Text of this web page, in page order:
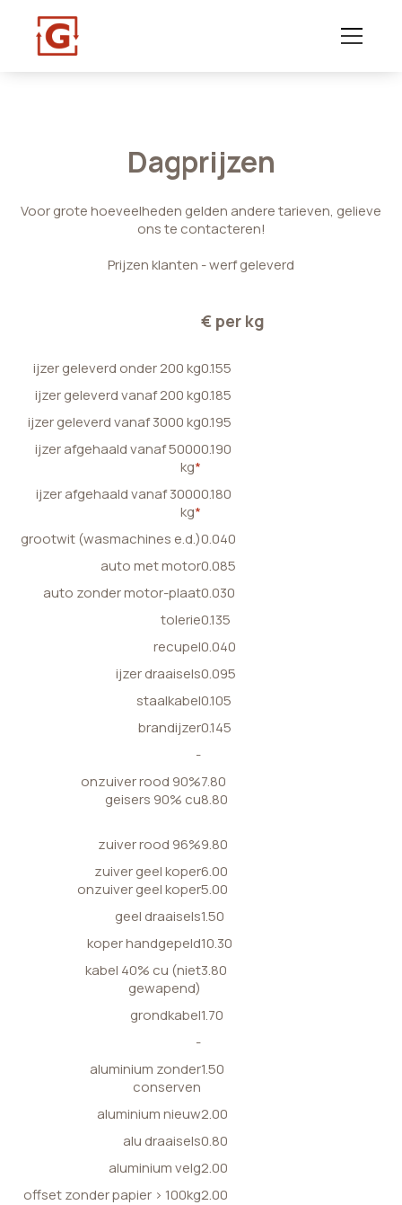
Dagprijzen
Voor grote hoeveelheden gelden andere tarieven, gelieve
ons te contacteren!
Prijzen klanten - werf geleverd
€ per kg
ijzer geleverd onder 200 kg0.155
ijzer geleverd vanaf 200 kg0.185
ijzer geleverd vanaf 3000 kg0.195
ijzer afgehaald vanaf 5000
kg*
0.190
ijzer afgehaald vanaf 3000
kg*
0.180
grootwit (wasmachines e.d.)0.040
auto met motor0.085
auto zonder motor-plaat0.030
tolerie0.135
recupel0.040
ijzer draaisels0.095
staalkabel0.105
brandijzer0.145
-
onzuiver rood 90%
geisers 90% cu
7.80
8.80
zuiver rood 96%9.80
zuiver geel koper
onzuiver geel koper
6.00
5.00
geel draaisels1.50
koper handgepeld10.30
kabel 40% cu (niet
gewapend)
3.80
grondkabel1.70
-
aluminium zonder
conserven
1.50
aluminium nieuw2.00
alu draaisels0.80
aluminium velg2.00
offset zonder papier > 100kg2.00